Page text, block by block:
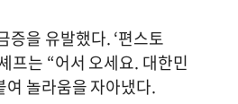
증을 유발했다. ‘편스토
프는 “어서 오세요. 대한민
놀라움을 자아냈다.